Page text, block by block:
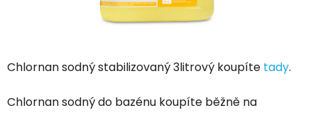
Chlornan sodný stabilizovaný 3litrový koupíte tady.
Chlornan sodný do bazénu koupíte běžně na